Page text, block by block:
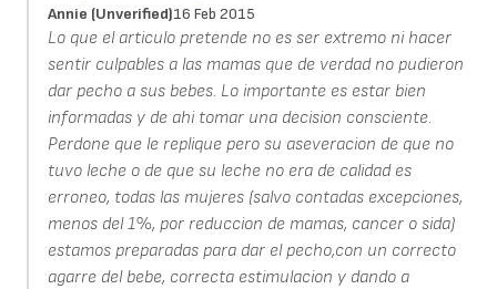
Annie (unverified)16 Feb 2015
Lo que el articulo pretende no es ser extremo ni hacer
sentir culpables a las mamas que de verdad no pudieron
dar pecho a sus bebes. Lo importante es estar bien
informadas y de ahi tomar una decision consciente.
Perdone que le replique pero su aseveracion de que no
tuvo leche o de que su leche no era de calidad es
erroneo, todas las mujeres (salvo contadas excepciones,
menos del 1%, por reduccion de mamas, cancer o sida)
estamos preparadas para dar el pecho,con un correcto
agarre del bebe, correcta estimulacion y dando a